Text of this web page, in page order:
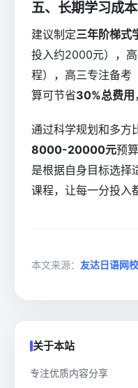
五、长期学习成
建议制定三年阶梯式
投入约2000元），
程），高三专注备考
算可节省30%总费用
通过科学规划和多方
8000-20000元预
是根据自身目标选择
课程，让每一分投入
本文来源： 友达日语网校
关于本站
专注优质内容分享